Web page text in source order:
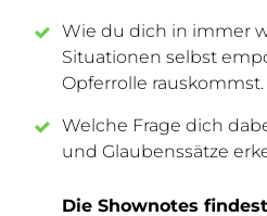
Wie du dich in immer
Situationen selbst
Opferrolle rauskommst.
Welche Frage dich
und Glaubenssätze
Die Shownotes